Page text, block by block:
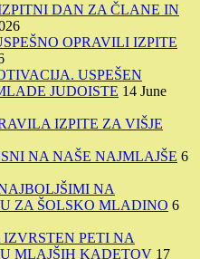
DAN ZA ČLANE IN
OPRAVILI IZPITE
USPEŠEN
JUDOISTE 14 June
IZPITE ZA VIŠJE
NA NAŠE NAJMLAJŠE 6
NA
ZA ŠOLSKO MLADINO 6
PETI NA
MLAJŠIH KADETOV 17